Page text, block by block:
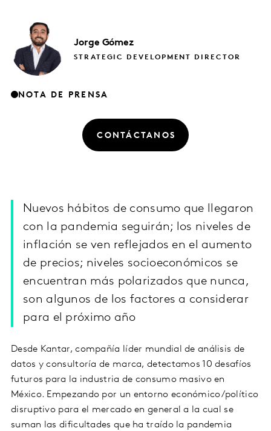
Jorge Gómez
STRATEGIC DEVELOPMENT DIRECTOR
NOTA DE PRENSA
CONTÁCTANOS
Nuevos hábitos de consumo que llegaron
con la pandemia seguirán; los niveles de
inflación se ven reflejados en el aumento
de precios; niveles socioeconómicos se
encuentran más polarizados que nunca,
son algunos de los factores a considerar
para el próximo año
Desde Kantar, compañía líder mundial de análisis de
datos y consultoría de marca, detectamos 10 desafíos
futuros para la industria de consumo masivo en
México. Empezando por un entorno económico/político
disruptivo para el mercado en general a la cual se
suman las dificultades que ha traído la pandemia